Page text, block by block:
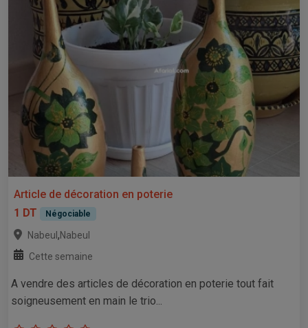
Article de décoration en poterie
1 DT
Négociable
Nabeul ,Nabeul
Cette semaine
A vendre des articles de décoration en poterie tout fait
soigneusement en main le trio...